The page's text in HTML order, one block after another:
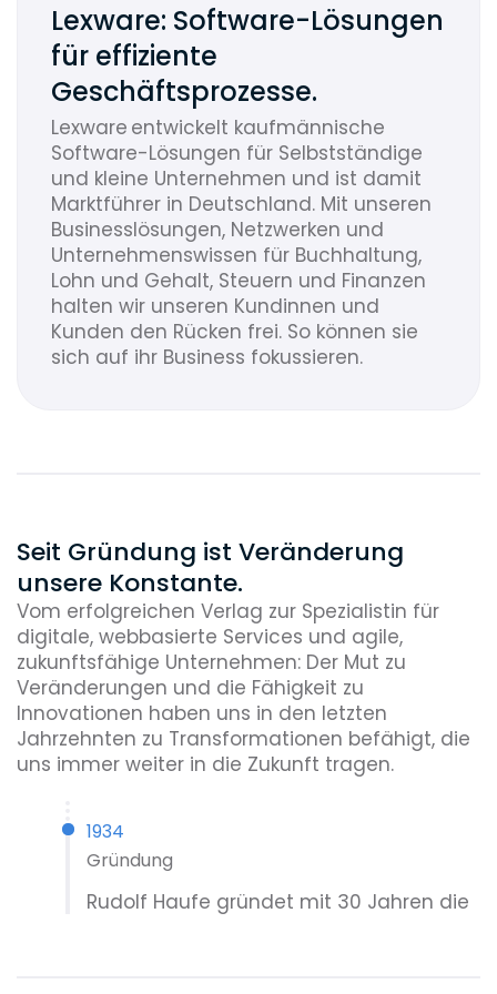
Lexware: Software-Lösungen
für effiziente
Geschäftsprozesse.
Lexware entwickelt kaufmännische
Software-Lösungen für Selbstständige
und kleine Unternehmen und ist damit
Marktführer in Deutschland. Mit unseren
Businesslösungen, Netzwerken und
Unternehmenswissen für Buchhaltung,
Lohn und Gehalt, Steuern und Finanzen
halten wir unseren Kundinnen und
Kunden den Rücken frei. So können sie
sich auf ihr Business fokussieren.
Seit Gründung ist Veränderung
unsere Konstante.
Vom erfolgreichen Verlag zur Spezialistin für
digitale, webbasierte Services und agile,
zukunftsfähige Unternehmen: Der Mut zu
Veränderungen und die Fähigkeit zu
Innovationen haben uns in den letzten
Jahrzehnten zu Transformationen befähigt, die
uns immer weiter in die Zukunft tragen.
1934
Gründung
Rudolf Haufe gründet mit 30 Jahren die